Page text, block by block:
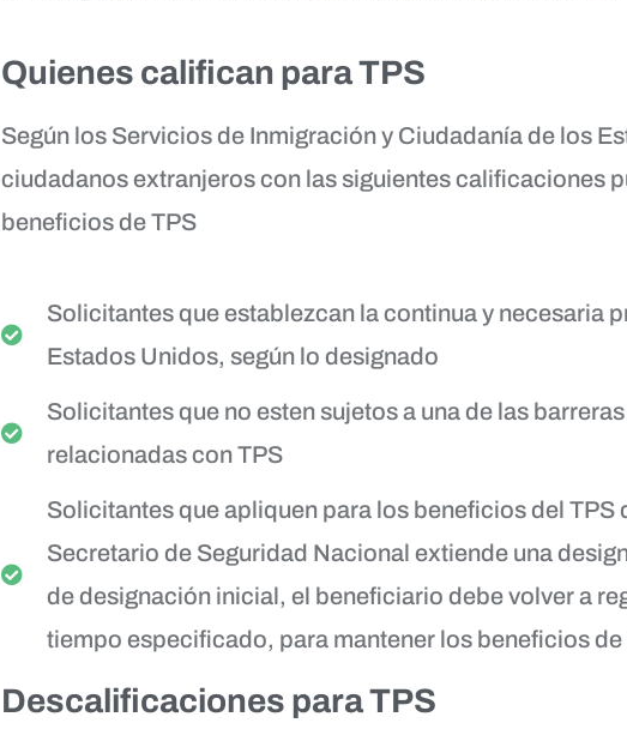
Quienes califican para TPS
Según los Servicios de Inmigración y Ciudadanía de los
ciudadanos extranjeros con las siguientes calificaciones
beneficios de TPS
Solicitantes que establezcan la continua y necesaria
Estados Unidos, según lo designado
Solicitantes que no esten sujetos a una de las
relacionadas con TPS
Solicitantes que apliquen para los beneficios del TPS
Secretario de Seguridad Nacional extiende una
de designación inicial, el beneficiario debe volver a
tiempo especificado, para mantener los beneficios de
Descalificaciones para TPS